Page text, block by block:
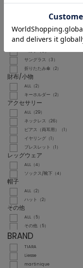
ローファー（1）
ファッション雑貨
ストール/ショール（1）
ベルト（3）
サングラス（3）
折りたたみ傘（2）
財布/小物
ALL（2）
キーホルダー（2）
アクセサリー
ALL（29）
ネックレス（26）
ピアス（両耳用）（1）
イヤリング（1）
ブレスレット（1）
レッグウェア
ALL（4）
ソックス/靴下（4）
帽子
ALL（2）
ハット（2）
その他
ALL（5）
その他（5）
BRAND
TIARA
Liesse
martinique